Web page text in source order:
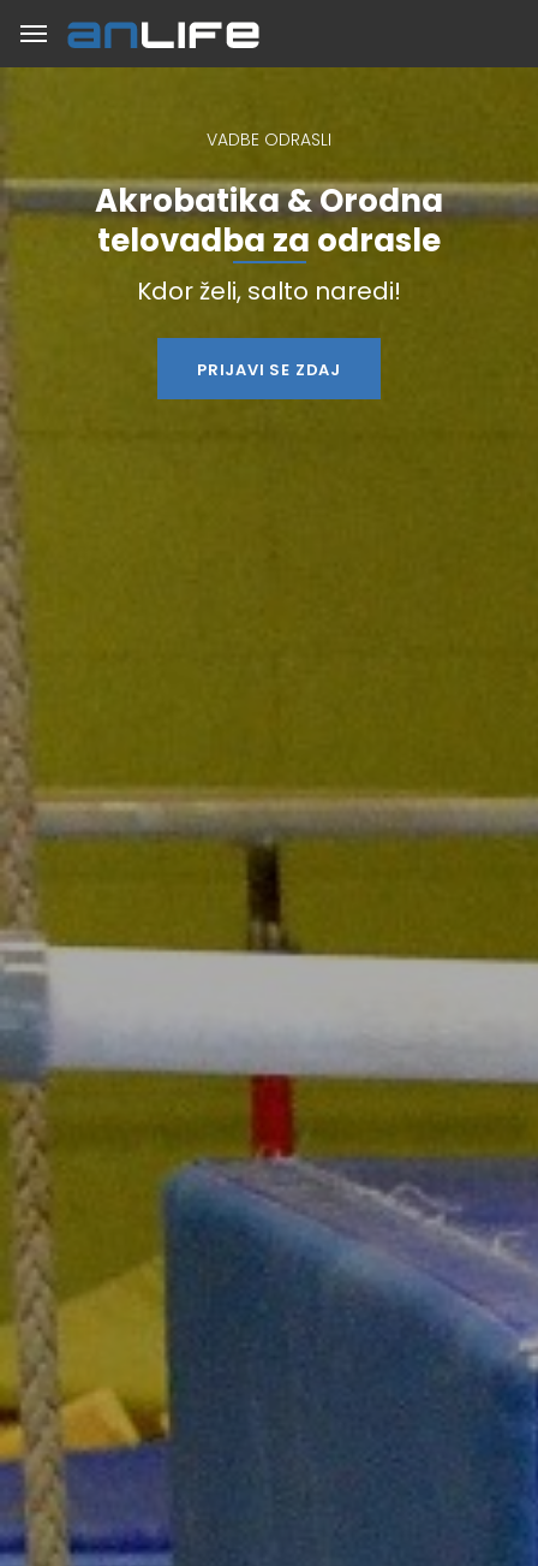
VADBE ODRASLI
Akrobatika & Orodna
telovadba za odrasle
Kdor želi, salto naredi!
PRIJAVI SE ZDAJ